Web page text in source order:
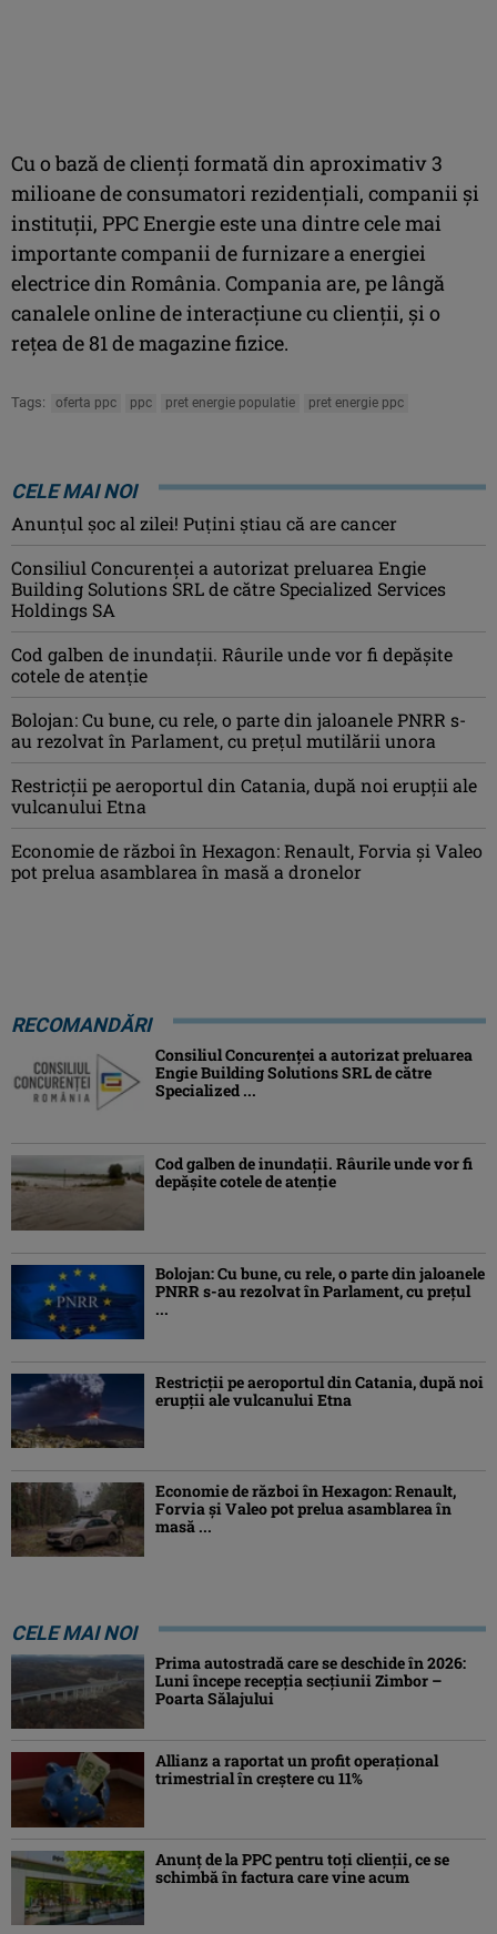
Cu o bază de clienți formată din aproximativ 3
milioane de consumatori rezidențiali, companii și
instituții, PPC Energie este una dintre cele mai
importante companii de furnizare a energiei
electrice din România. Compania are, pe lângă
canalele online de interacțiune cu clienții, și o
rețea de 81 de magazine fizice.
Tags: oferta ppc ppc pret energie populatie pret energie ppc
CELE MAI NOI
Anunţul şoc al zilei! Puţini ştiau că are cancer
Consiliul Concurenţei a autorizat preluarea Engie
Building Solutions SRL de către Specialized Services
Holdings SA
Cod galben de inundații. Râurile unde vor fi depășite
cotele de atenţie
Bolojan: Cu bune, cu rele, o parte din jaloanele PNRR s-
au rezolvat în Parlament, cu preţul mutilării unora
Restricții pe aeroportul din Catania, după noi erupții ale
vulcanului Etna
Economie de război în Hexagon: Renault, Forvia și Valeo
pot prelua asamblarea în masă a dronelor
RECOMANDĂRI
Consiliul Concurenţei a autorizat preluarea
Engie Building Solutions SRL de către
Specialized ...
Cod galben de inundații. Râurile unde vor fi
depășite cotele de atenţie
Bolojan: Cu bune, cu rele, o parte din jaloanele
PNRR s-au rezolvat în Parlament, cu preţul
...
Restricții pe aeroportul din Catania, după noi
erupții ale vulcanului Etna
Economie de război în Hexagon: Renault,
Forvia și Valeo pot prelua asamblarea în
masă ...
CELE MAI NOI
Prima autostradă care se deschide în 2026:
Luni începe recepția secțiunii Zimbor –
Poarta Sălajului
Allianz a raportat un profit operaţional
trimestrial în creștere cu 11%
Anunț de la PPC pentru toți clienții, ce se
schimbă în factura care vine acum